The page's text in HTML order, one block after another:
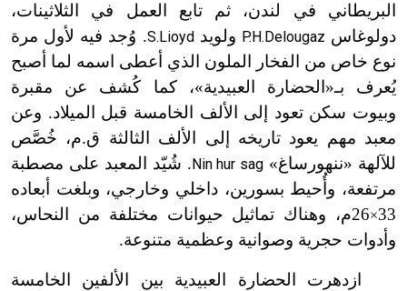
البريطاني في لندن، ثم تابع العمل في الثلاثينات،
دولوغاس P.H.Delougaz ولويدS.Lioyd. وُجد فيه لأول مرة
نوع خاص من الفخار الملون الذي أعطى اسمه لما أصبح
يُعرف بـ«الحضارة العبيدية»، كما كُشف عن مقبرة
وبيوت سكن تعود إلى الألف الخامسة قبل الميلاد. وعن
معبد مهم يعود تاريخه إلى الألف الثالثة ق.م، خُصَّص
للآلهة «ننهورساغ» Nin hur sag . شُيّد المعبد على مصطبة
مرتفعة، وأُحيط بسورين، داخلي وخارجي، وبلغت أبعاده
33
×
26م، وهناك تماثيل حيوانات مختلفة من النحاس،
وأدوات حجرية وصوانية وعظمية متنوعة.
ازدهرت الحضارة العبيدية بين الألفين الخامسة